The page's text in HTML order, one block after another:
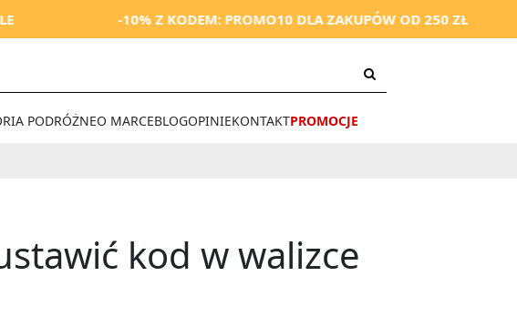
-10% Z KODEM: PROMO10 DLA ZAKUPÓW OD 250 ZŁ
PODRÓŻNEO MARCEBLOGOPINIEKONTAKTPROMOCJE
kod w walizce